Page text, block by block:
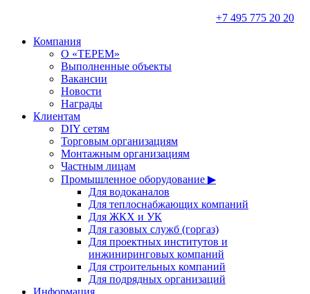
+7 495 775 20 20
Компания
О «ТЕРЕМ»
Выполненные объекты
Вакансии
Новости
Награды
Клиентам
DIY сетям
Торговым организациям
Монтажным организациям
Частным лицам
Промышленное оборудование ▶
Для водоканалов
Для теплоснабжающих компаний
Для ЖКХ и УК
Для газовых служб (горгаз)
Для проектных институтов и
инжиниринговых компаний
Для строительных компаний
Для подрядных организаций
Информация